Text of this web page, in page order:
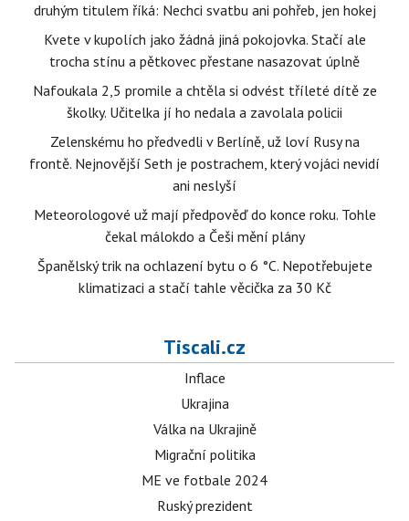
druhým titulem říká: Nechci svatbu ani pohřeb, jen hokej
Kvete v kupolích jako žádná jiná pokojovka. Stačí ale
trocha stínu a pětkovec přestane nasazovat úplně
Nafoukala 2,5 promile a chtěla si odvést tříleté dítě ze
školky. Učitelka jí ho nedala a zavolala policii
Zelenskému ho předvedli v Berlíně, už loví Rusy na
frontě. Nejnovější Seth je postrachem, který vojáci nevidí
ani neslyší
Meteorologové už mají předpověď do konce roku. Tohle
čekal málokdo a Češi mění plány
Španělský trik na ochlazení bytu o 6 °C. Nepotřebujete
klimatizaci a stačí tahle věcička za 30 Kč
Tiscali.cz
Inflace
Ukrajina
Válka na Ukrajině
Migrační politika
ME ve fotbale 2024
Ruský prezident